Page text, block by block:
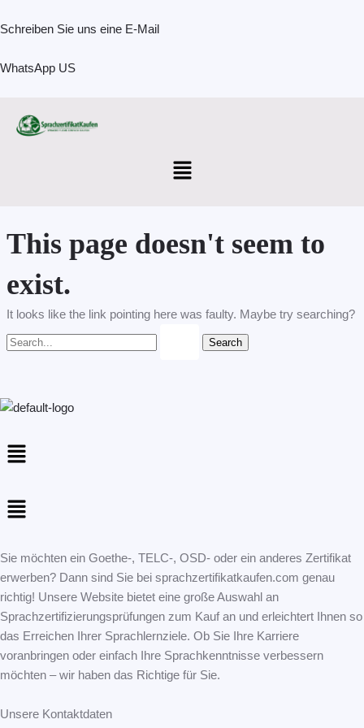
to
Schreiben Sie uns eine E-Mail
WhatsApp US
Menu
This page doesn't seem to
exist.
It looks like the link pointing here was faulty. Maybe try searching?
for:
Menu
Menu
Sie möchten ein Goethe-, TELC-, OSD- oder ein anderes Zertifikat
erwerben? Dann sind Sie bei sprachzertifikatkaufen.com genau
richtig! Unsere Website bietet eine große Auswahl an
Sprachzertifizierungsprüfungen zum Kauf an und erleichtert Ihnen so
das Erreichen Ihrer Sprachlernziele. Ob Sie Ihre Karriere
voranbringen oder einfach Ihre Sprachkenntnisse verbessern
möchten – wir haben das Richtige für Sie.
Unsere Kontaktdaten